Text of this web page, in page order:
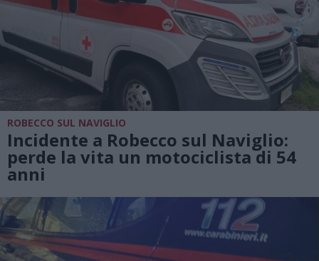
ROBECCO SUL NAVIGLIO
Incidente a Robecco sul Naviglio:
perde la vita un motociclista di 54
anni